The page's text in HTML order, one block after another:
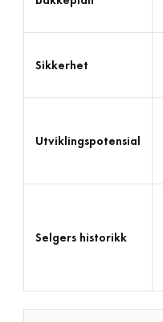
Sikkerhet
Utviklingspotensial
Selgers historikk